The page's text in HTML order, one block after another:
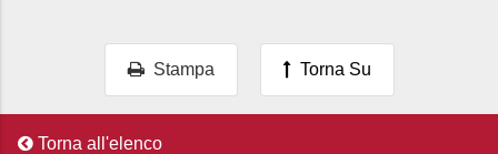
Stampa Torna Su
Torna all'elenco